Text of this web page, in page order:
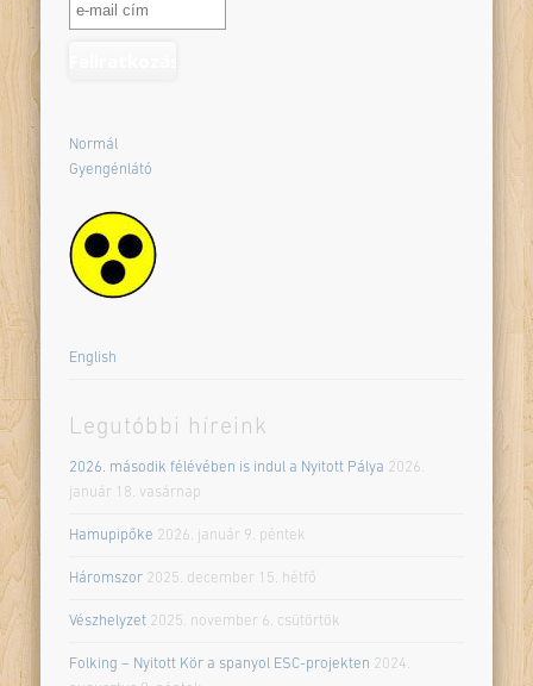
Normál
Gyengénlátó
English
Legutóbbi híreink
2026. második félévében is indul a Nyitott Pálya 2026.
január 18. vasárnap
Hamupipőke 2026. január 9. péntek
Háromszor 2025. december 15. hétfő
Vészhelyzet 2025. november 6. csütörtök
Folking – Nyitott Kör a spanyol ESC-projekten 2024.